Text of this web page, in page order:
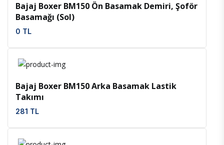
Bajaj Boxer BM150 Ön Basamak Demiri, Şoför
Basamağı (Sol)
0 TL
Bajaj Boxer BM150 Arka Basamak Lastik
Takımı
281 TL